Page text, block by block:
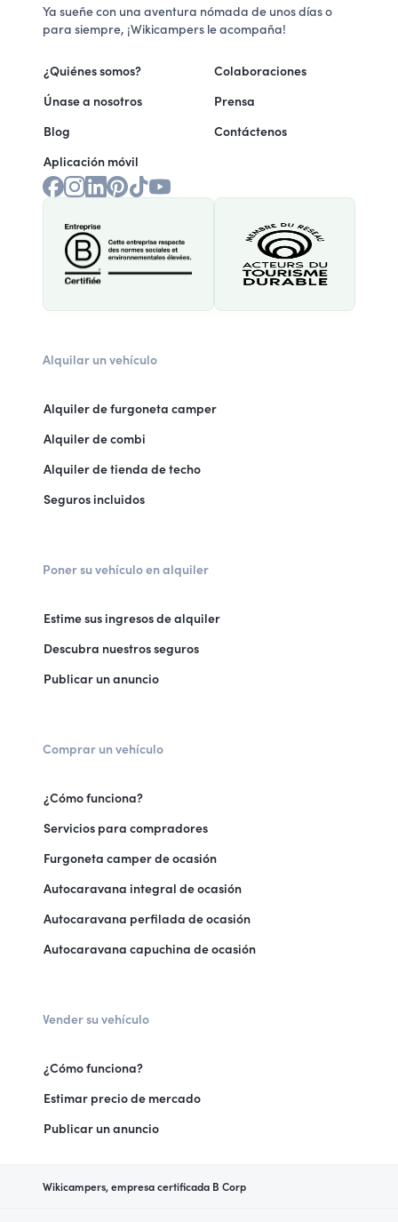
Ya sueñe con una aventura nómada de unos días o
para siempre, ¡Wikicampers le acompaña!
¿Quiénes somos?
Únase a nosotros
Blog
Aplicación móvil
Colaboraciones
Prensa
Contáctenos
Alquilar un vehículo
Alquiler de furgoneta camper
Alquiler de combi
Alquiler de tienda de techo
Seguros incluidos
Poner su vehículo en alquiler
Estime sus ingresos de alquiler
Descubra nuestros seguros
Publicar un anuncio
Comprar un vehículo
¿Cómo funciona?
Servicios para compradores
Furgoneta camper de ocasión
Autocaravana integral de ocasión
Autocaravana perfilada de ocasión
Autocaravana capuchina de ocasión
Vender su vehículo
¿Cómo funciona?
Estimar precio de mercado
Publicar un anuncio
Wikicampers, empresa certificada B Corp